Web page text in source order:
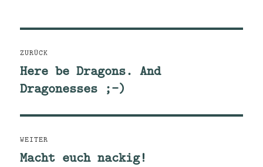
ZURÜCK
Vorheriger
Beitrag:
Here be Dragons. And
Dragonesses ;-)
WEITER
Nächster
Macht euch nackig!